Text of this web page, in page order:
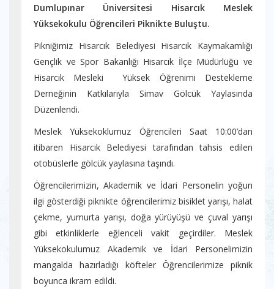
Dumlupınar Üniversitesi Hisarcık Meslek
Yüksekokulu Öğrencileri Piknikte Buluştu.
Pikniğimiz Hisarcık Belediyesi Hisarcık Kaymakamlığı
Gençlik ve Spor Bakanlığı Hisarcık İlçe Müdürlüğü ve
Hisarcık Mesleki Yüksek Öğrenimi Destekleme
Derneğinin Katkılarıyla Simav Gölcük Yaylasında
Düzenlendi.
Meslek Yüksekoklumuz Öğrencileri Saat 10:00’dan
itibaren Hisarcık Belediyesi tarafından tahsis edilen
otobüslerle gölcük yaylasına taşındı.
Öğrencilerimizin, Akademik ve İdari Personelin yoğun
ilgi gösterdiği piknikte öğrencilerimiz bisiklet yarışı, halat
çekme, yumurta yarışı, doğa yürüyüşü ve çuval yarışı
gibi etkinliklerle eğlenceli vakit geçirdiler. Meslek
Yüksekokulumuz Akademik ve İdari Personelimizin
mangalda hazırladığı köfteler Öğrencilerimize piknik
boyunca ikram edildi.